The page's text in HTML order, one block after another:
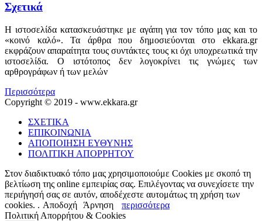
Σχετικά
Η ιστοσελίδα κατασκευάστηκε με αγάπη για τον τόπο μας και το
«κοινό καλό». Τα άρθρα που δημοσιεύονται στο ekkara.gr
εκφράζουν απαραίτητα τους συντάκτες τους κι όχι υποχρεωτικά την
ιστοσελίδα. Ο ιστότοπος δεν λογοκρίνει τις γνώμες των
αρθρογράφων ή των μελών
Περισσότερα
Copyright © 2019 - www.ekkara.gr
ΣΧΕΤΙΚΑ
ΕΠΙΚΟΙΝΩΝΙΑ
ΑΠΟΠΟΙΗΣΗ ΕΥΘΥΝΗΣ
ΠΟΛΙΤΙΚΗ ΑΠΟΡΡΗΤΟΥ
Στον διαδικτυακό τόπο μας χρησιμοποιούμε Cookies με σκοπό τη
βελτίωση της online εμπειρίας σας. Επιλέγοντας να συνεχίσετε την
περιήγησή σας σε αυτόν, αποδέχεστε αυτομάτως τη χρήση των
cookies. . Αποδοχή Άρνηση
περισσότερα
Πολιτική Απορρήτου & Cookies